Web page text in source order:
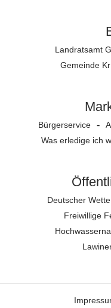
Landratsamt
Gemeinde
Bürgerservice
Was erledige ich
Deutscher
Freiwillige